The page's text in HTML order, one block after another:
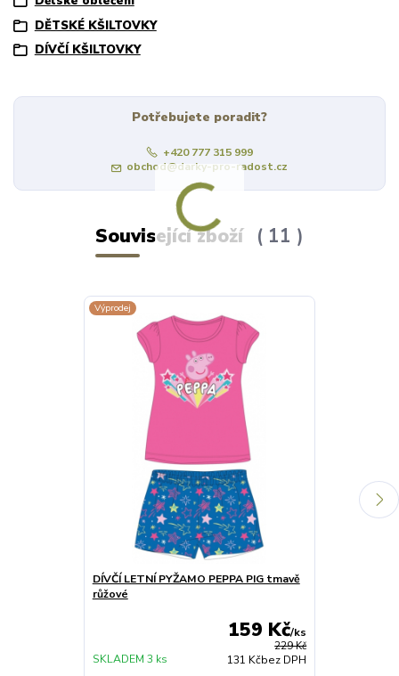
DĚTSKÉ KŠILTOVKY
DÍVČÍ KŠILTOVKY
Potřebujete poradit?
+420 777 315 999
obchod@darky-pro-radost.cz
Související zboží 11
Výprodej
DÍVČÍ LETNÍ PYŽAMO PEPPA PIG tmavě
růžové
229 Kč
159 Kč/ks
131 Kčbez DPH
SKLADEM 3 ks